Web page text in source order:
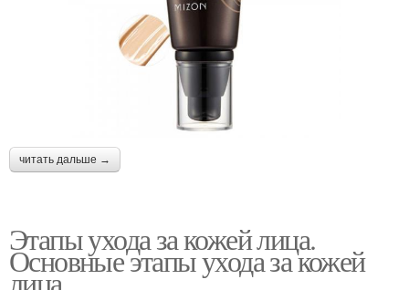
читать дальше →
Этапы ухода за кожей лица.
Основные этапы ухода за кожей